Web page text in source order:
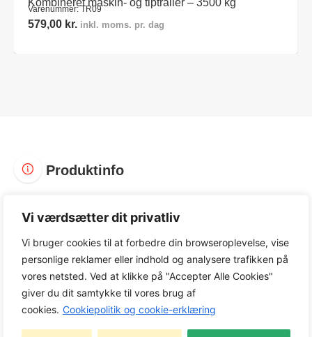
Vi værdsætter dit privatliv
Vi bruger cookies til at forbedre din browseroplevelse, vise
personlige reklamer eller indhold og analysere trafikken på
vores netsted. Ved at klikke på "Accepter Alle Cookies"
giver du dit samtykke til vores brug af
cookies. Cookiepolitik og cookie-erklæring
Kombineret maskin- og tiptrailer – 3500 kg
Varenummer: TR09
579,00 kr. inkl. moms. pr. dag
Produktinfo
Varenummer: TR08
Kategori: Trailere
Tag: Trailere